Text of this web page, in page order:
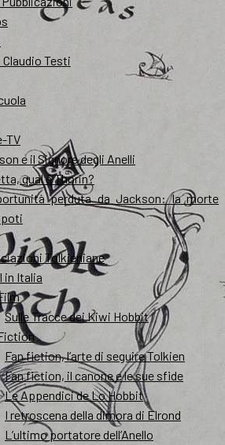
Claudio Testi
TV
e il Signore degli Anelli
qual è Thorin?
perduta da Jackson: la morte
Tolkieniane
in Italia
Sulle Tracce dei Kiwi Hobbit
Fan fiction, l’arte di seguire Tolkien
Fan fiction, il canone e le sue sfide
Le Appendici de Lo Hobbit
I retroscena della dimora di Elrond
L’ultimo portatore dell’Anello